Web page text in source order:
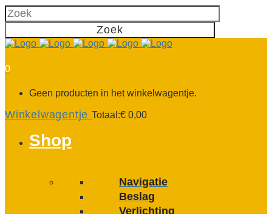
0
Geen producten in het winkelwagentje.
Winkelwagentje Totaal:€ 0,00
Shop
Navigatie
Beslag
Verlichting